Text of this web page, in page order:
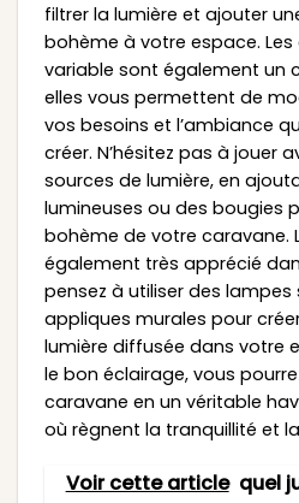
filtrer la lumière et ajouter
bohème à votre espace.
variable sont également un
elles vous permettent de
vos besoins et l’ambiance
créer. N’hésitez pas à jouer
sources de lumière, en
lumineuses ou des bougies
bohème de votre caravane.
également très apprécié
pensez à utiliser des lampes
appliques murales pour
lumière diffusée dans votre
le bon éclairage, vous
caravane en un véritable
où règnent la tranquillité et
Voir cette article quel